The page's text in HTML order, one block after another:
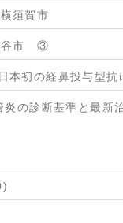
須賀市
谷市 ③
初の経鼻投与型抗
の診断基準と最新